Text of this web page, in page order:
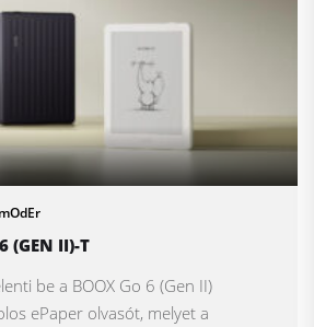
(GEN II)-T
be a BOOX Go 6 (Gen II)
ePaper olvasót, melyet a